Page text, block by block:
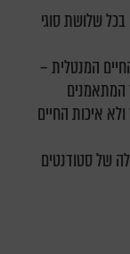
בכל שלושת סוגי
המנטלית –
איכות החיים
של סטודנטים